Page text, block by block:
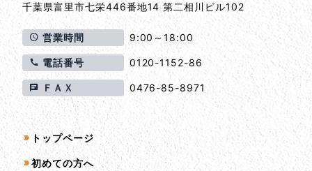
千葉県富里市七栄446番地14 第二相川ビル102
営業時間 9:00～18:00
電話番号 0120-1152-86
ＦＡＸ 0476-85-8971
サイトマップ
トップページ
初めての方へ